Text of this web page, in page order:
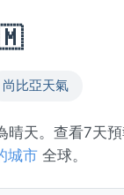
尚比亞天氣
天。查看7天
城市 全球。